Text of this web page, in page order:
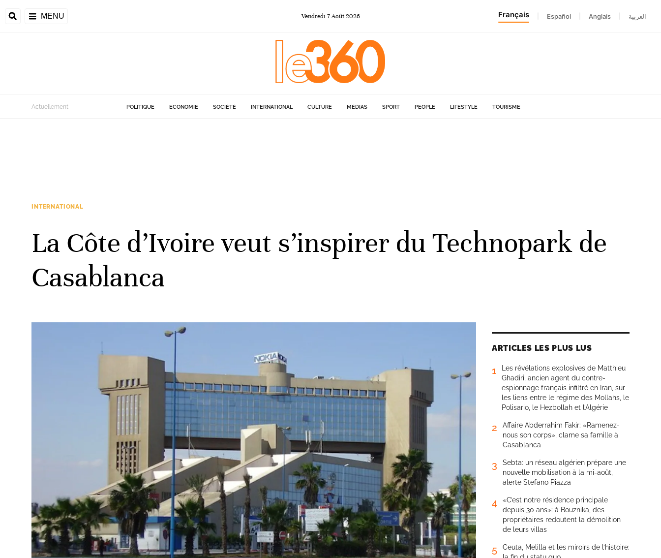
MENU Vendredi 7Août 2026 Français Español Anglais العربية
Actuellement POLITIQUE ECONOMIE SOCIÉTÉ INTERNATIONAL CULTURE MÉDIAS SPORT PEOPLE LIFESTYLE TOURISME
INTERNATIONAL
La Côte d’Ivoire veut s’inspirer du Technopark de
Casablanca
ARTICLES LES PLUS LUS
1
Les révélations explosives de Matthieu
Ghadiri, ancien agent du contre-
espionnage français infiltré en Iran, sur
les liens entre le régime des Mollahs, le
Polisario, le Hezbollah et l’Algérie
2
Affaire Abderrahim Fakir: «Ramenez-
nous son corps», clame sa famille à
Casablanca
3
Sebta: un réseau algérien prépare une
nouvelle mobilisation à la mi-août,
alerte Stefano Piazza
4
«C’est notre résidence principale
depuis 30 ans»: à Bouznika, des
propriétaires redoutent la démolition
de leurs villas
5
Ceuta, Melilla et les miroirs de l’histoire: